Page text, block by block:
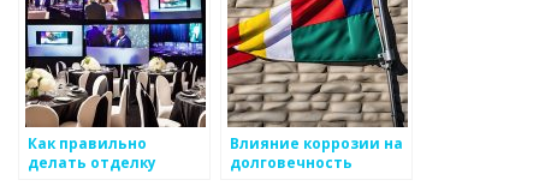
Как правильно
делать отделку
Влияние коррозии на
долговечность